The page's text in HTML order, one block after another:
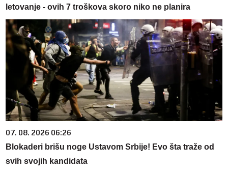
letovanje - ovih 7 troškova skoro niko ne planira
07. 08. 2026 06:26
Blokaderi brišu noge Ustavom Srbije! Evo šta traže od
svih svojih kandidata